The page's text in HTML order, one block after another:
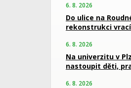
6. 8. 2026
Do ulice na
rekonstrukci
6. 8. 2026
Na univerzitu v
nastoupit děti,
6. 8. 2026